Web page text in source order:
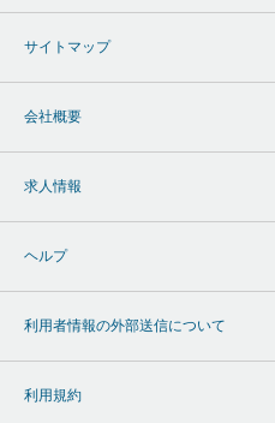
サイトマップ
会社概要
求人情報
ヘルプ
利用者情報の外部送信について
利用規約